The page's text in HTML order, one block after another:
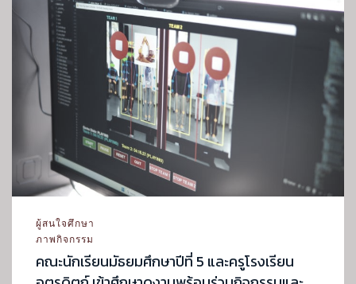
ผู้สนใจศึกษา
ภาพกิจกรรม
คณะนักเรียนมัธยมศึกษาปีที่ 5 และครูโรงเรียน